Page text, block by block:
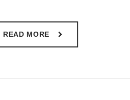
READ MORE